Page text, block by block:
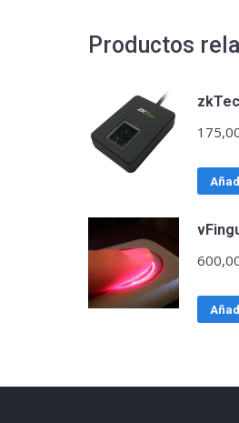
Productos